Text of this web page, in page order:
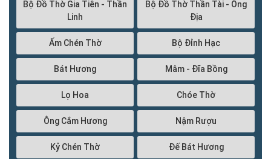
Bộ Đồ Thờ Gia Tiên - Thần
Linh
Bộ Đồ Thờ Thần Tài - Ông
Địa
Ấm Chén Thờ Bộ Đỉnh Hạc
Bát Hương Mâm - Đĩa Bồng
Lọ Hoa Chóe Thờ
Ông Cắm Hương Nậm Rượu
Kỷ Chén Thờ Đế Bát Hương